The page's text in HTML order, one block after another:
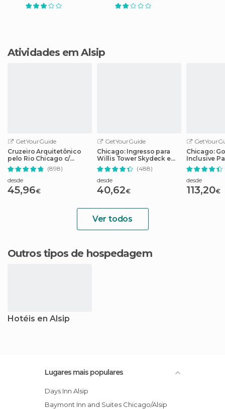
Atividades em Alsip
GetYourGuide
Cruzeiro Arquitetônico
pelo Rio Chicago c/
Bilhete Sem Fila
(898)
desde
45,96€
GetYourGuide
Chicago: Ingresso para
Willis Tower Skydeck e
The Ledge
(488)
desde
40,62€
Chicago:
Inclusive
de 25
desde
113,20€
Ver todos
Outros tipos de hospedagem
Hotéis en Alsip
Lugares mais populares
Days Inn Alsip
Baymont Inn and Suites Chicago/Alsip